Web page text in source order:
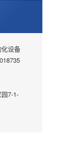
设备
7-1-